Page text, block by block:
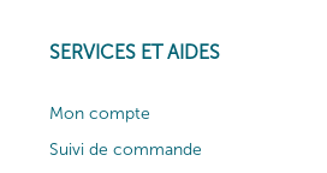
SERVICES ET AIDES
Mon compte
Suivi de commande